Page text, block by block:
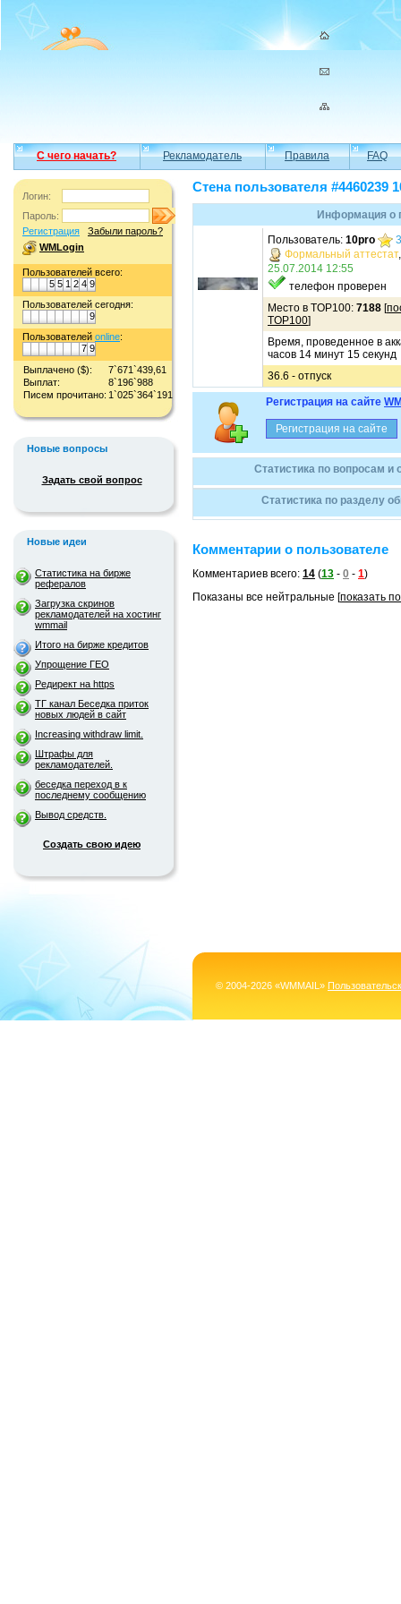
С чего начать? Рекламодатель Правила FAQ
Логин:
Пароль:
Регистрация
Забыли пароль?
WMLogin
Пользователей всего:
5 5 1 2 4 9
Пользователей сегодня:
9
Пользователей online:
7 9
Выплачено ($):
7`671`439,61
Выплат:
8`196`988
Писем прочитано: 1`025`364`191
Новые вопросы
Задать свой вопрос
Новые идеи
Статистика на бирже
рефералов
Загрузка скринов
рекламодателей на хостинг
wmmail
Итого на бирже кредитов
Упрощение ГЕО
Редирект на https
ТГ канал Беседка приток
новых людей в сайт
Increasing withdraw limit.
Штрафы для
рекламодателей.
беседка переход в к
последнему сообщению
Вывод средств.
Создать свою идею
Стена пользователя #4460239
Информация о
Пользователь: 10pro
Формальный аттестат
25.07.2014 12:55
телефон проверен
Место в TOP100: 7188 [
TOP100]
Время, проведенное в
часов 14 минут 15 секунд
36.6 - отпуск
Регистрация на сайте
Статистика по вопросам и
Статистика по разделу
Комментарии о пользователе
Комментариев всего: 14 (13 - 0 - 1)
Показаны все нейтральные [показать
© 2004-2026 «WMMAIL»